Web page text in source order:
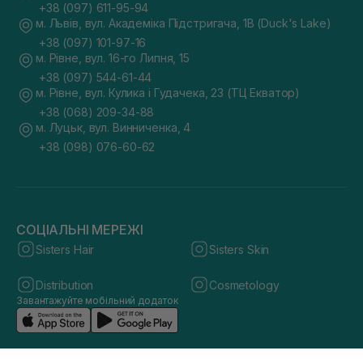
+38 (097) 611-95-94
м. Львів, вул. Академіка Підстригача, 1В (Duck's Lake)
+38 (097) 101-97-16
м. Рівне, вул. 16-го Липня, 15
+38 (097) 544-61-44
м. Рівне, вул. Кулика і Гудачека, 23 (ТЦ Екватор)
+38 (068) 209-34-88
м. Луцьк, вул. Винниченка, 4
+38 (098) 076-60-62
СОЦІАЛЬНІ МЕРЕЖІ
Sisters Hair Sisters Skin
Distribution Cosmetology
Завантажуйте мобільний додаток